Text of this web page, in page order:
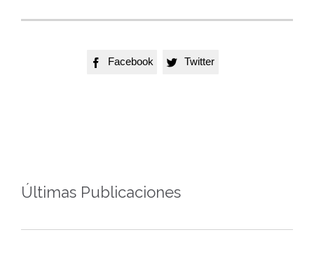
 Facebook  Twitter
Últimas Publicaciones